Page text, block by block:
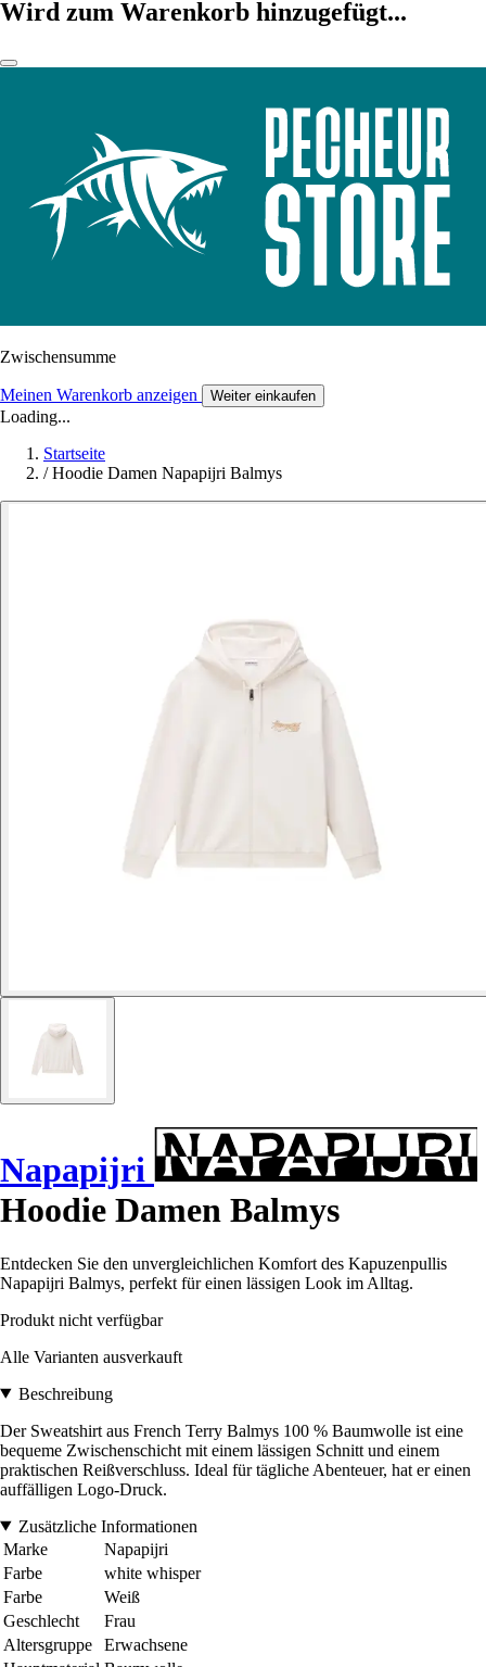
Wird zum Warenkorb hinzugefügt...
Zwischensumme
Meinen Warenkorb anzeigen Weiter einkaufen
Loading...
Startseite
/ Hoodie Damen Napapijri Balmys
Napapijri
Hoodie Damen Balmys
Entdecken Sie den unvergleichlichen Komfort des Kapuzenpullis
Napapijri Balmys, perfekt für einen lässigen Look im Alltag.
Produkt nicht verfügbar
Alle Varianten ausverkauft
Beschreibung
Der Sweatshirt aus French Terry Balmys 100 % Baumwolle ist eine
bequeme Zwischenschicht mit einem lässigen Schnitt und einem
praktischen Reißverschluss. Ideal für tägliche Abenteuer, hat er einen
auffälligen Logo-Druck.
Zusätzliche Informationen
Marke
Napapijri
Farbe
white whisper
Farbe
Weiß
Geschlecht
Frau
Altersgruppe
Erwachsene